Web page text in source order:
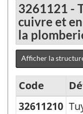
3261121 -
cuivre et
la
Afficher la
Variante
Code
32611210